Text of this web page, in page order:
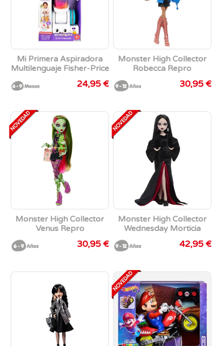
Mi Primera Aspiradora
Multilenguaje Fisher-Price
Sonidos y Frases.24,95 €
Monster High Collector
Robecca Repro
30,95 €
Monster High Collector
Venus Repro
30,95 €
Monster High Collector
Wednesday Morticia
42,95 €